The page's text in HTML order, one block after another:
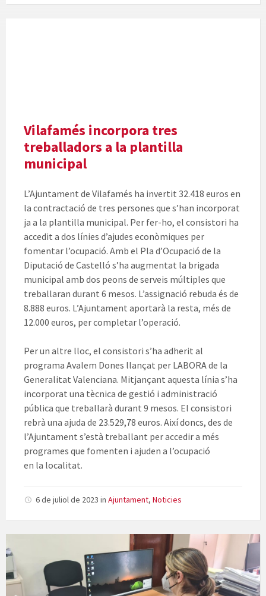
Vilafamés incorpora tres
treballadors a la plantilla
municipal
L’Ajuntament de Vilafamés ha invertit 32.418 euros en
la contractació de tres persones que s’han incorporat
ja a la plantilla municipal. Per fer-ho, el consistori ha
accedit a dos línies d’ajudes econòmiques per
fomentar l’ocupació. Amb el Pla d’Ocupació de la
Diputació de Castelló s’ha augmentat la brigada
municipal amb dos peons de serveis múltiples que
treballaran durant 6 mesos. L’assignació rebuda és de
8.888 euros. L’Ajuntament aportarà la resta, més de
12.000 euros, per completar l’operació.
Per un altre lloc, el consistori s’ha adherit al
programa Avalem Dones llançat per LABORA de la
Generalitat Valenciana. Mitjançant aquesta línia s’ha
incorporat una tècnica de gestió i administració
pública que treballarà durant 9 mesos. El consistori
rebrà una ajuda de 23.529,78 euros. Així doncs, des de
l’Ajuntament s’està treballant per accedir a més
programes que fomenten i ajuden a l’ocupació
en la localitat.
6 de juliol de 2023 in Ajuntament, Noticies